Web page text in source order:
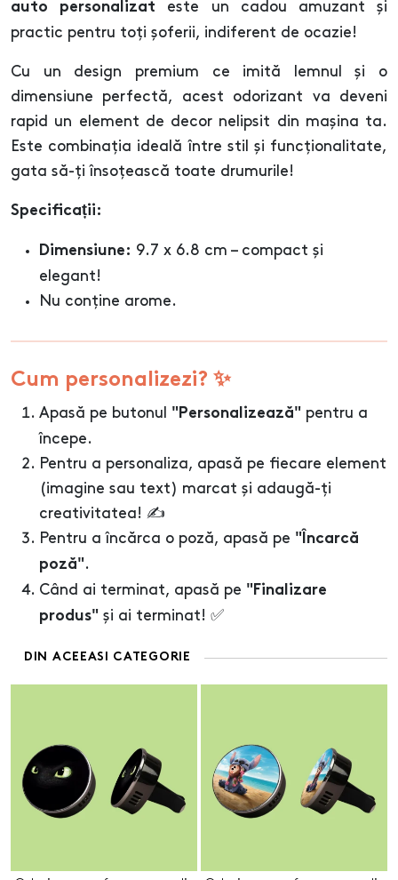
auto personalizat este un cadou amuzant și
practic pentru toți șoferii, indiferent de ocazie!
Cu un design premium ce imită lemnul și o
dimensiune perfectă, acest odorizant va deveni
rapid un element de decor nelipsit din mașina ta.
Este combinația ideală între stil și funcționalitate,
gata să-ți însoțească toate drumurile!
Specificații:
Dimensiune: 9.7 x 6.8 cm – compact și
elegant!
Nu conține arome.
Cum personalizezi? ✨
Apasă pe butonul "Personalizează" pentru a
începe.
Pentru a personaliza, apasă pe fiecare element
(imagine sau text) marcat și adaugă-ți
creativitatea! ✍️
Pentru a încărca o poză, apasă pe "Încarcă
poză".
Când ai terminat, apasă pe "Finalizare
produs" și ai terminat! ✅
DIN ACEEASI CATEGORIE